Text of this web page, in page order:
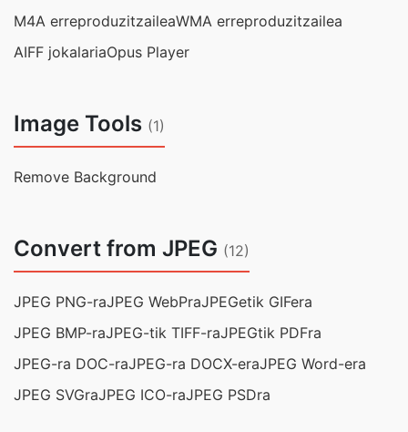
M4A erreproduzitzaileaWMA erreproduzitzailea
AIFF jokalariaOpus Player
Image Tools (1)
Remove Background
Convert from JPEG (12)
JPEG PNG-raJPEG WebPraJPEGetik GIFera
JPEG BMP-raJPEG-tik TIFF-raJPEGtik PDFra
JPEG-ra DOC-raJPEG-ra DOCX-eraJPEG Word-era
JPEG SVGraJPEG ICO-raJPEG PSDra